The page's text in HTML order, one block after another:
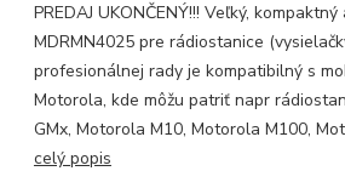
PREDAJ UKONČENÝ!!! Veľký,
MDRMN4025 pre rádiostanice
profesionálnej rady je kompatibilný s
Motorola, kde môžu patriť napr
GMx, Motorola M10, Motorola M100,
celý popis